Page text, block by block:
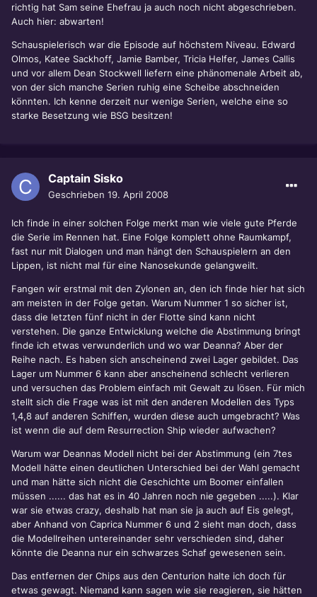
richtig hat Sam seine Ehefrau ja auch noch nicht abgeschrieben.
Auch hier: abwarten!
Schauspielerisch war die Episode auf höchstem Niveau. Edward
Olmos, Katee Sackhoff, Jamie Bamber, Tricia Helfer, James Callis
und vor allem Dean Stockwell liefern eine phänomenale Arbeit ab,
von der sich manche Serien ruhig eine Scheibe abschneiden
könnten. Ich kenne derzeit nur wenige Serien, welche eine so
starke Besetzung wie BSG besitzen!
Captain Sisko
Geschrieben 19. April 2008
Ich finde in einer solchen Folge merkt man wie viele gute Pferde
die Serie im Rennen hat. Eine Folge komplett ohne Raumkampf,
fast nur mit Dialogen und man hängt den Schauspielern an den
Lippen, ist nicht mal für eine Nanosekunde gelangweilt.
Fangen wir erstmal mit den Zylonen an, den ich finde hier hat sich
am meisten in der Folge getan. Warum Nummer 1 so sicher ist,
dass die letzten fünf nicht in der Flotte sind kann nicht
verstehen. Die ganze Entwicklung welche die Abstimmung bringt
finde ich etwas verwunderlich und wo war Deanna? Aber der
Reihe nach. Es haben sich anscheinend zwei Lager gebildet. Das
Lager um Nummer 6 kann aber anscheinend schlecht verlieren
und versuchen das Problem einfach mit Gewalt zu lösen. Für mich
stellt sich die Frage was ist mit den anderen Modellen des Typs
1,4,8 auf anderen Schiffen, wurden diese auch umgebracht? Was
ist wenn die auf dem Resurrection Ship wieder aufwachen?
Warum war Deannas Modell nicht bei der Abstimmung (ein 7tes
Modell hätte einen deutlichen Unterschied bei der Wahl gemacht
und man hätte sich nicht die Geschichte um Boomer einfallen
müssen ...... das hat es in 40 Jahren noch nie gegeben .....). Klar
war sie etwas crazy, deshalb hat man sie ja auch auf Eis gelegt,
aber Anhand von Caprica Nummer 6 und 2 sieht man doch, dass
die Modellreihen untereinander sehr verschieden sind, daher
könnte die Deanna nur ein schwarzes Schaf gewesenen sein.
Das entfernen der Chips aus den Centurion halte ich doch für
etwas gewagt. Niemand kann sagen wie sie reagieren, sie hätten